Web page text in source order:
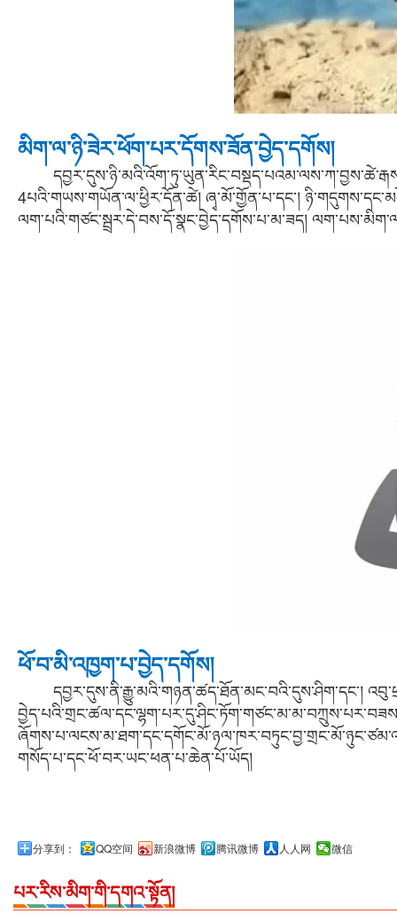
མིག་ལ་ཉི་ཟེར་ཕོག་པར་དོགས་ཟོན་བྱེད་དགོས།
4པའི་གཡས་གཡོན་ལ་ཕྱིར་དོན་ཚེ། ཞྭ་མོ་གྱོན་པ་དང་།
ལག་པའི་གཙང་སྦྲར་དེ་བས་དོ་སྣང་བྱེད་དགོས་པ་མ་ཟད།
ཕོ་བ་མི་འཁྱག་པ་བྱེད་དགོས།
དབྱར་དུས་ནི་རྒྱུ་མའི་གཉན་ཚད་ཐོན་མང་བའི་དུས་ཤིག་དང་།
གསོད་པ་དང་ཕོ་བར་ཡང་ཕན་པ་ཆེན་པོ་ཡོད།
分享到： QQ空间 新浪微博 腾讯微博 人人网 微信
པར་རིས་མིག་གི་དགའ་སྟོན།